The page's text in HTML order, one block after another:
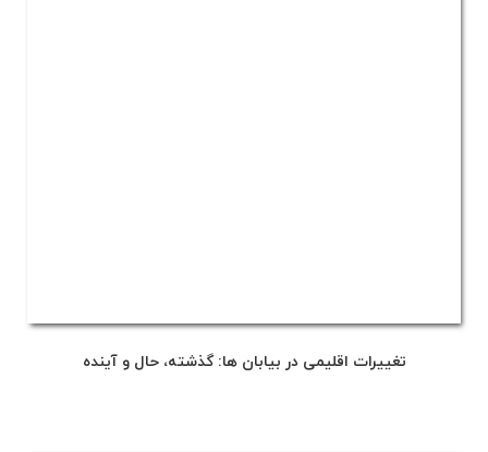
تغییرات اقلیمی در بیابان ها: گذشته، حال و آینده